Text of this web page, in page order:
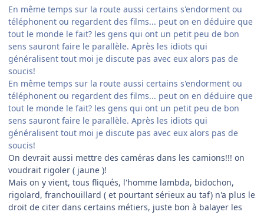
En même temps sur la route aussi certains s'endorment ou
téléphonent ou regardent des films... peut on en déduire que
tout le monde le fait? les gens qui ont un petit peu de bon
sens sauront faire le parallèle. Après les idiots qui
généralisent tout moi je discute pas avec eux alors pas de
soucis!
En même temps sur la route aussi certains s'endorment ou
téléphonent ou regardent des films... peut on en déduire que
tout le monde le fait? les gens qui ont un petit peu de bon
sens sauront faire le parallèle. Après les idiots qui
généralisent tout moi je discute pas avec eux alors pas de
soucis!
On devrait aussi mettre des caméras dans les camions!!! on
voudrait rigoler ( jaune )!
Mais on y vient, tous fliqués, l'homme lambda, bidochon,
rigolard, franchouillard ( et pourtant sérieux au taf) n'a plus le
droit de citer dans certains métiers, juste bon à balayer les